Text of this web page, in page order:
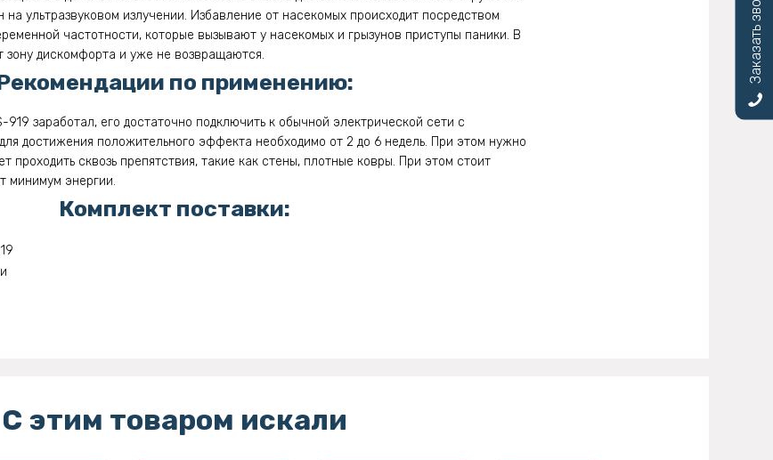
ультразвуковом излучении. Избавление от насекомых происходит посредством
частотности, которые вызывают у насекомых и грызунов приступы паники. В
зону дискомфорта и уже не возвращаются.
по применению:
919 заработал, его достаточно подключить к обычной электрической сети с
достижения положительного эффекта необходимо от 2 до 6 недель. При этом нужно
проходить сквозь препятствия, такие как стены, плотные ковры. При этом стоит
минимум энергии.
Комплект поставки:
С этим товаром искали
Заказать звонок